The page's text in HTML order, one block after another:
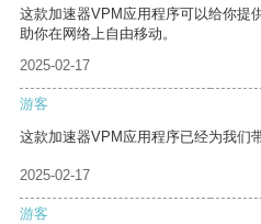
这款加速器VPM应用程序可以给你提
助你在网络上自由移动。
2025-02-17
游客
这款加速器VPM应用程序已经为我们
2025-02-17
游客